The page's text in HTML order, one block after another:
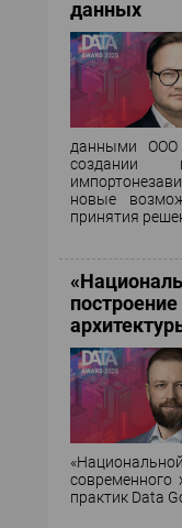
данных
данными ООО
создании
новые
принятия
практик Data